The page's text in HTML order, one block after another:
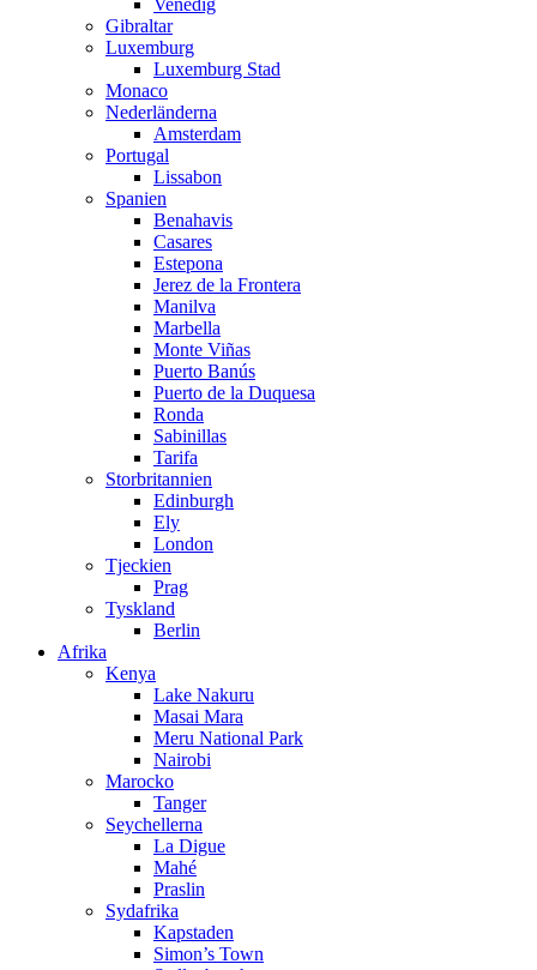
Gibraltar
Luxemburg
Luxemburg Stad
Monaco
Nederländerna
Amsterdam
Portugal
Lissabon
Spanien
Benahavis
Casares
Estepona
Jerez de la Frontera
Manilva
Marbella
Monte Viñas
Puerto Banús
Puerto de la Duquesa
Ronda
Sabinillas
Tarifa
Storbritannien
Edinburgh
Ely
London
Tjeckien
Prag
Tyskland
Berlin
Afrika
Kenya
Lake Nakuru
Masai Mara
Meru National Park
Nairobi
Marocko
Tanger
Seychellerna
La Digue
Mahé
Praslin
Sydafrika
Kapstaden
Simon’s Town